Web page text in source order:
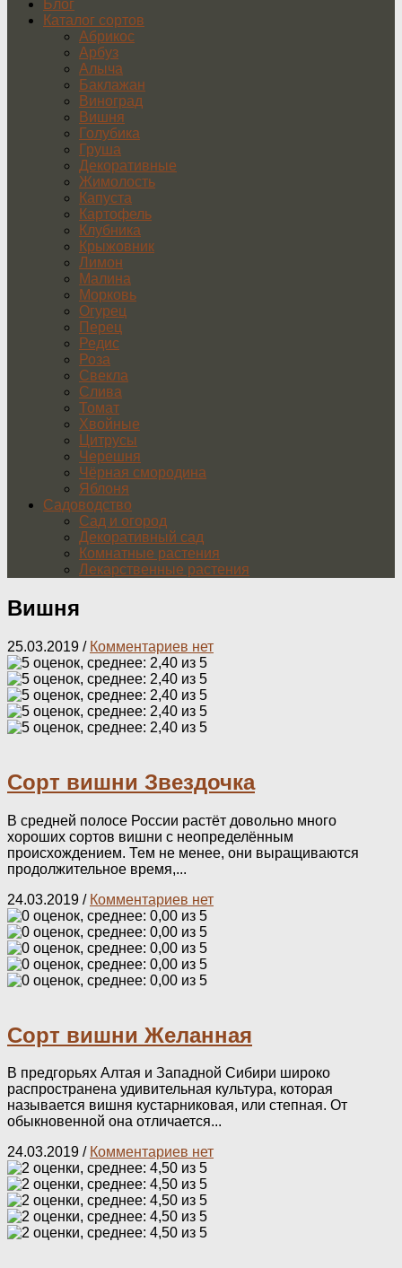
Блог
Каталог сортов
Абрикос
Арбуз
Алыча
Баклажан
Виноград
Вишня
Голубика
Груша
Декоративные
Жимолость
Капуста
Картофель
Клубника
Крыжовник
Лимон
Малина
Морковь
Огурец
Перец
Редис
Роза
Свекла
Слива
Томат
Хвойные
Цитрусы
Черешня
Чёрная смородина
Яблоня
Садоводство
Сад и огород
Декоративный сад
Комнатные растения
Лекарственные растения
Вишня
25.03.2019 / Комментариев нет
Сорт вишни Звездочка
В средней полосе России растёт довольно много
хороших сортов вишни с неопределённым
происхождением. Тем не менее, они выращиваются
продолжительное время,...
24.03.2019 / Комментариев нет
Сорт вишни Желанная
В предгорьях Алтая и Западной Сибири широко
распространена удивительная культура, которая
называется вишня кустарниковая, или степная. От
обыкновенной она отличается...
24.03.2019 / Комментариев нет